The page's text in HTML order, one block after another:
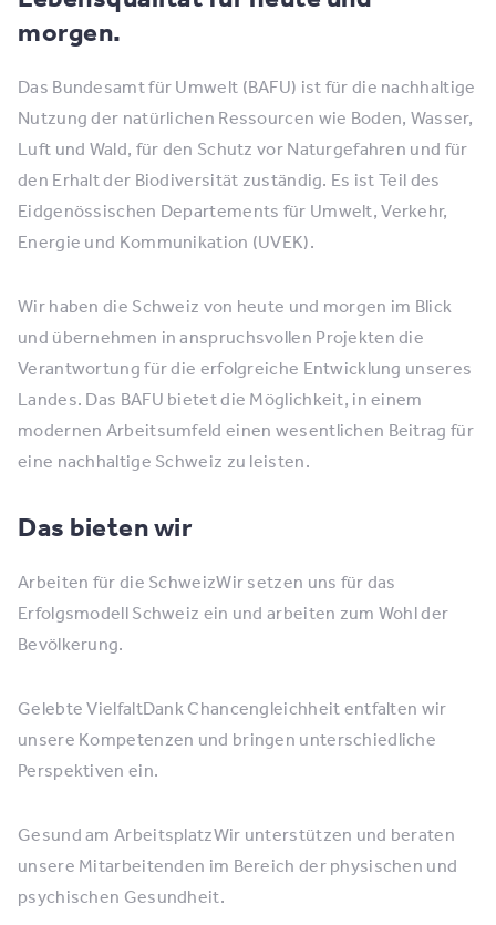
morgen.
Das Bundesamt für Umwelt (BAFU) ist für die nachhaltige
Nutzung der natürlichen Ressourcen wie Boden, Wasser,
Luft und Wald, für den Schutz vor Naturgefahren und für
den Erhalt der Biodiversität zuständig. Es ist Teil des
Eidgenössischen Departements für Umwelt, Verkehr,
Energie und Kommunikation (UVEK).
Wir haben die Schweiz von heute und morgen im Blick
und übernehmen in anspruchsvollen Projekten die
Verantwortung für die erfolgreiche Entwicklung unseres
Landes. Das BAFU bietet die Möglichkeit, in einem
modernen Arbeitsumfeld einen wesentlichen Beitrag für
eine nachhaltige Schweiz zu leisten.
Das bieten wir
Arbeiten für die SchweizWir setzen uns für das
Erfolgsmodell Schweiz ein und arbeiten zum Wohl der
Bevölkerung.
Gelebte VielfaltDank Chancengleichheit entfalten wir
unsere Kompetenzen und bringen unterschiedliche
Perspektiven ein.
Gesund am ArbeitsplatzWir unterstützen und beraten
unsere Mitarbeitenden im Bereich der physischen und
psychischen Gesundheit.